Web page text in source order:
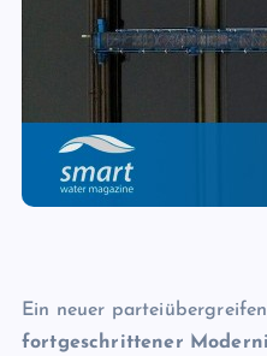
Ein neuer
fortgeschrittener